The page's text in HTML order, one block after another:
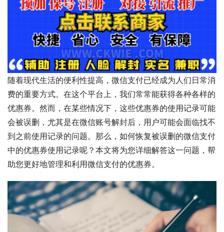
随着现代生活的便利性提高，微信支付已经成为人们日常消
费的重要方式。在这个平台上，我们常常能获得各种各样的
优惠券。然而，在某些情况下，这些优惠券的使用记录可能
会被误删，尤其是在微信账号解封后，用户可能会面临找不
到之前使用记录的问题。那么，如何恢复被误删的微信支付
中的优惠券使用记录呢？本文将为您详细解答这一问题，帮
助您更好地管理和利用微信支付的优惠券。